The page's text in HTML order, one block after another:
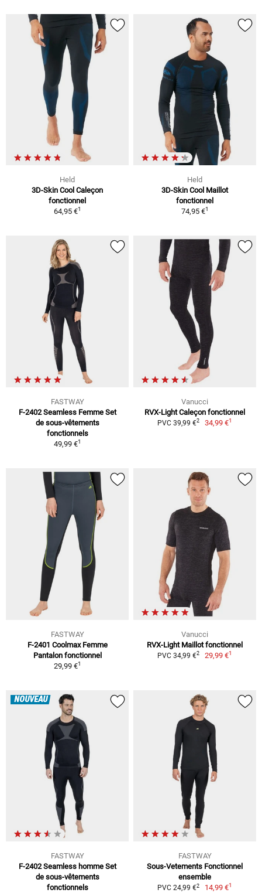
Held
3D-Skin Cool Caleçon
fonctionnel
64,95 €1
Held
3D-Skin Cool Maillot
fonctionnel
74,95 €1
FASTWAY
F-2402 Seamless Femme Set
de sous-vêtements
fonctionnels
49,99 €1
Vanucci
RVX-Light Caleçon fonctionnel
PVC 39,99 €2 34,99 €1
FASTWAY
F-2401 Coolmax Femme
Pantalon fonctionnel
29,99 €1
Vanucci
RVX-Light Maillot fonctionnel
PVC 34,99 €2 29,99 €1
NOUVEAU
FASTWAY
F-2402 Seamless homme Set
de sous-vêtements
fonctionnels
FASTWAY
Sous-Vetements Fonctionnel
ensemble
PVC 24,99 €2 14,99 €1